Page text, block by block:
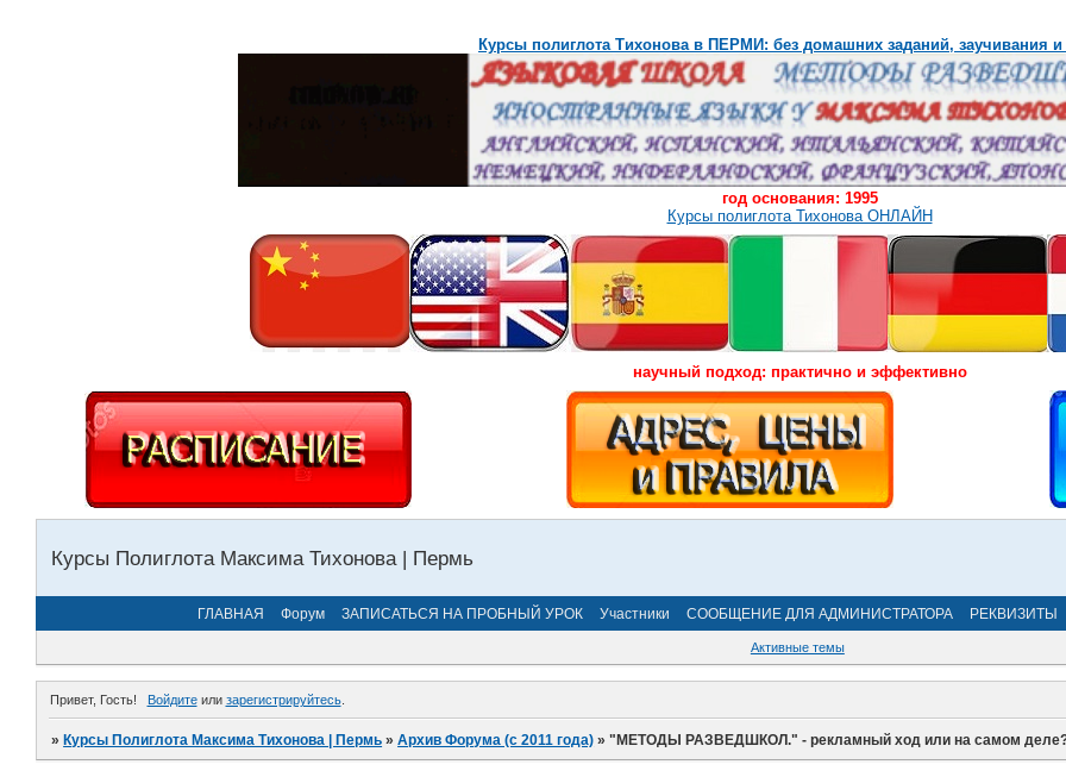
Курсы полиглота Тихонова в ПЕРМИ: без домашних заданий, заучивания и
год основания: 1995
Курсы полиглота Тихонова ОНЛАЙН
научный подход: практично и эффективно
Курсы Полиглота Максима Тихонова | Пермь
ГЛАВНАЯ Форум ЗАПИСАТЬСЯ НА ПРОБНЫЙ УРОК Участники СООБЩЕНИЕ ДЛЯ АДМИНИСТРАТОРА РЕКВИЗИТЫ
Активные темы
Привет, Гость! Войдитеили зарегистрируйтесь.
»Курсы Полиглота Максима Тихонова | Пермь »Архив Форума (с 2011 года) »"МЕТОДЫ РАЗВЕДШКОЛ." - рекламный ход или на самом